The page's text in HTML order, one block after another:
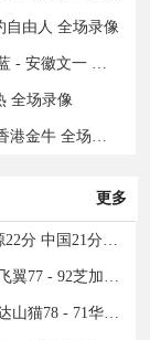
自由人 全场录像
2024年09月05日NBL季后赛半决赛G3 石家庄翔蓝 - 安徽文一 全场录像
全场录像
2024年09月04日NBL半决赛G3 长沙湾田勇胜 - 香港金牛 全场录像
更多
2024年09月10日 U18亚洲杯男篮-陈家政&张博源22分 中国21分大胜约旦夺季军！
2024年09月09日 09月09日WNBA常规赛 达拉斯飞翼77 - 92芝加哥天空 全场集锦
2024年09月09日 09月09日WNBA常规赛 明尼苏达山猫78 - 71华盛顿神秘人 全场集锦